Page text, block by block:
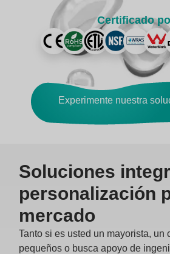
Certificado
Experimente nuestra
Soluciones
personalización
mercado
Tanto si es usted un mayorista, un
pequeños o busca apoyo de